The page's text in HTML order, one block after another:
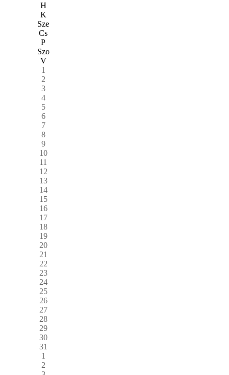
H
K
Sze
Cs
P
Szo
V
1
2
3
4
5
6
7
8
9
10
11
12
13
14
15
16
17
18
19
20
21
22
23
24
25
26
27
28
29
30
31
1
2